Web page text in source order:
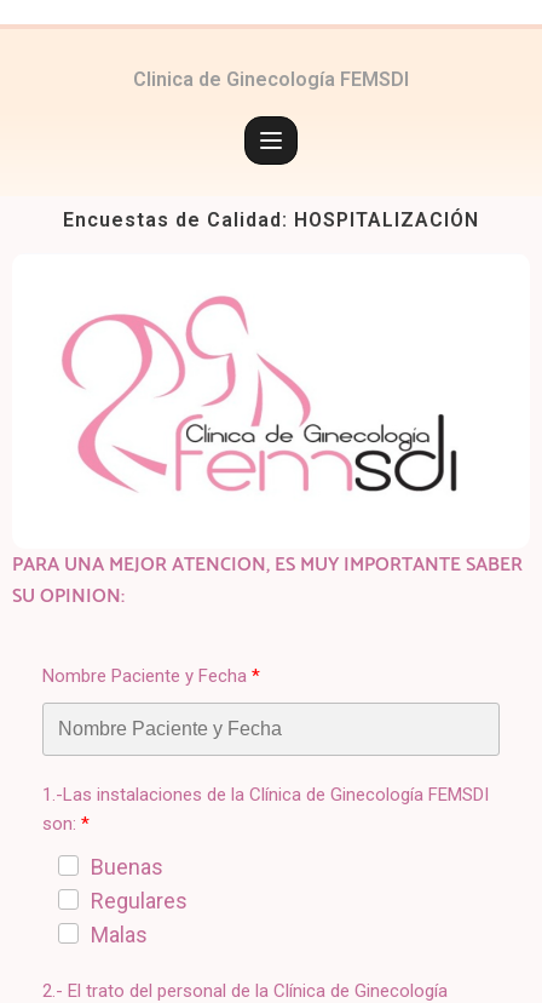
Clinica de Ginecología FEMSDI
Encuestas de Calidad: HOSPITALIZACIÓN
PARA UNA MEJOR ATENCION, ES MUY IMPORTANTE SABER
SU OPINION:
Nombre Paciente y Fecha
1.-Las instalaciones de la Clínica de Ginecología FEMSDI
son:
Buenas
Regulares
Malas
2.- El trato del personal de la Clínica de Ginecología